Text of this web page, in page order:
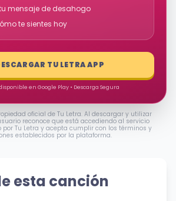
mensaje de desahogo
te sientes hoy
TU LETRA APP
en Google Play • Descarga Segura
oficial de Tu Letra. Al descargar y utilizar
reconoce que está accediendo al servicio
Tu Letra y acepta cumplir con los términos y
establecidos por la plataforma.
esta canción